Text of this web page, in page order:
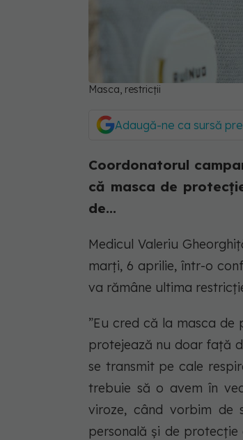
Masca, restricții
Adaugă-ne ca sursă
Coordonatorul
că masca de
de...
Medicul Valeriu
marți, 6 aprilie, într-o
va rămâne ultima
”Eu cred că la masca
protejează nu doar față
se transmit pe cale
trebuie să o avem în
viroze, când vorbim de
personală și de